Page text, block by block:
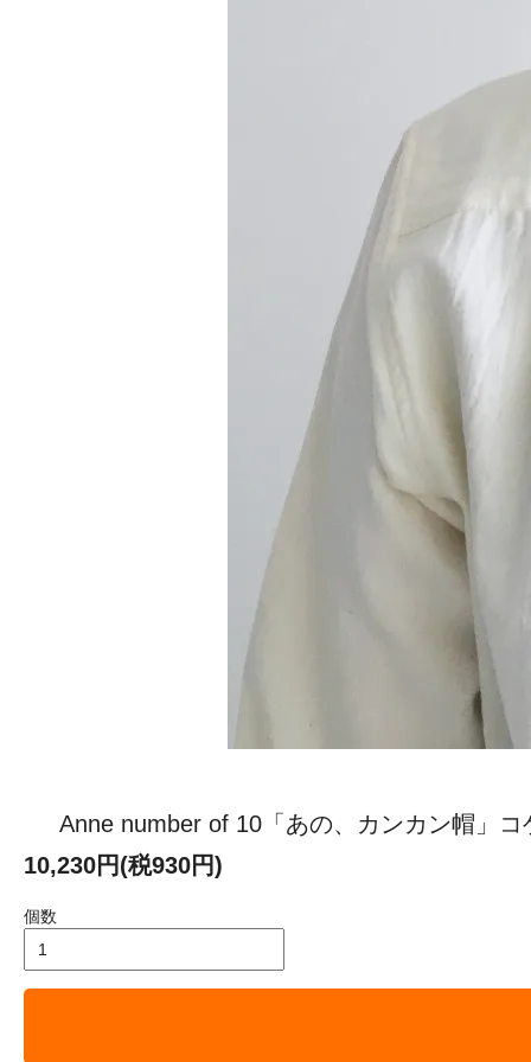
Anne number of 10「あの、カンカン帽」
10,230円(税930円)
個数